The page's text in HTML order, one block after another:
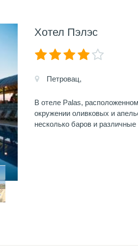
Хотел Пэлэс
Петровац,
В отеле Palas,
окружении оливковых и
несколько баров и